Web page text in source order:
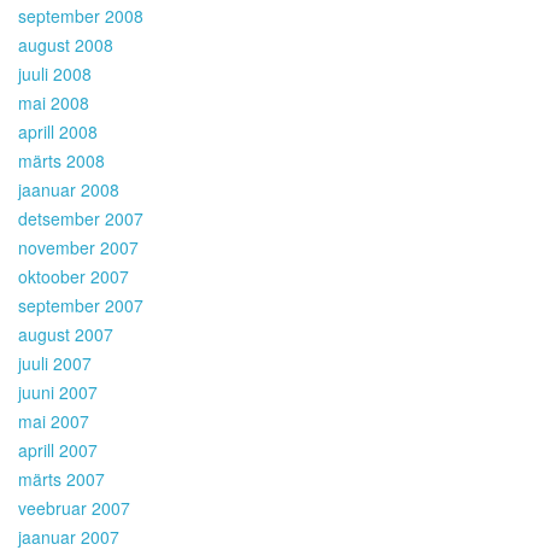
september 2008
august 2008
juuli 2008
mai 2008
aprill 2008
märts 2008
jaanuar 2008
detsember 2007
november 2007
oktoober 2007
september 2007
august 2007
juuli 2007
juuni 2007
mai 2007
aprill 2007
märts 2007
veebruar 2007
jaanuar 2007